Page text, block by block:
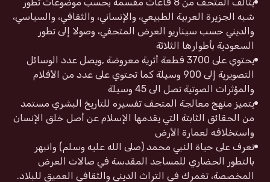
شبه الجزيرة العربية الطبيعي، والإنساني، والثقافي، والسياسي،
والديني حسب سيناريو العرض المتحفي، وصولا إلى تطور
السعودية بأطوارها الثلاثة
يحتوي على 3700 قطعة أثرية معروضة ,ويصل عدد الوسائل
التصويرية إلى 900 وسيلة كما تحتوي على عدد من الأفلام
والمؤثرات الصوتية تصل الى 45 وسيلة
يتميز منهج معالجة المتحف تفسيره للتاريخ البشري مستمد
من الحقائق الثابتة التي يقدمها الإسلام عن أصل خلق الإنسان
واستخلافه لعمارة الأرض
تعرف على حياة النبي محمد (صلى الله عليه وسلم) وانبهر
بالتطور الحضاري للمساجد المقدسة في صالات العرض
المخصصة، تغمرك في التراث الديني والثقافي العميق للبلاد.